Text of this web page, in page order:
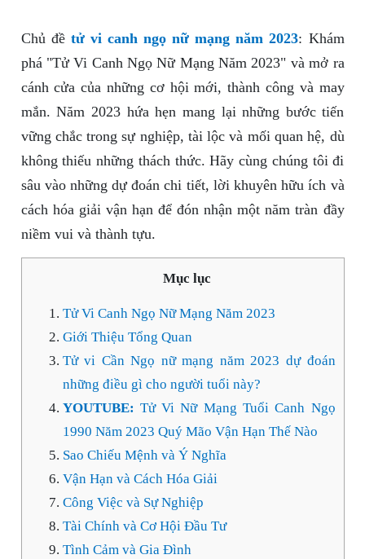
Chủ đề tử vi canh ngọ nữ mạng năm 2023: Khám
phá "Tử Vi Canh Ngọ Nữ Mạng Năm 2023" và mở ra
cánh cửa của những cơ hội mới, thành công và may
mắn. Năm 2023 hứa hẹn mang lại những bước tiến
vững chắc trong sự nghiệp, tài lộc và mối quan hệ, dù
không thiếu những thách thức. Hãy cùng chúng tôi đi
sâu vào những dự đoán chi tiết, lời khuyên hữu ích và
cách hóa giải vận hạn để đón nhận một năm tràn đầy
niềm vui và thành tựu.
Mục lục
Tử Vi Canh Ngọ Nữ Mạng Năm 2023
Giới Thiệu Tổng Quan
Tử vi Cần Ngọ nữ mạng năm 2023 dự đoán
những điều gì cho người tuổi này?
YOUTUBE: Tử Vi Nữ Mạng Tuổi Canh Ngọ
1990 Năm 2023 Quý Mão Vận Hạn Thế Nào
Sao Chiếu Mệnh và Ý Nghĩa
Vận Hạn và Cách Hóa Giải
Công Việc và Sự Nghiệp
Tài Chính và Cơ Hội Đầu Tư
Tình Cảm và Gia Đình